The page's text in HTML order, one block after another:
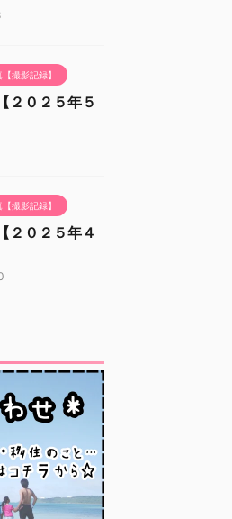
撮影記録】
２０２５年５
撮影記録】
２０２５年４